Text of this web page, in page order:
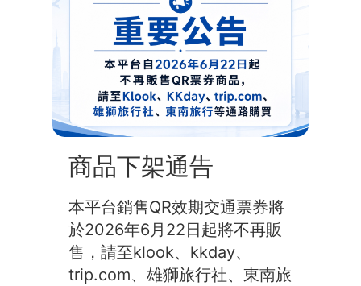
商品下架通告
本平台銷售QR效期交通票券將
於2026年6月22日起將不再販
售，請至klook、kkday、
trip.com、雄獅旅行社、東南旅